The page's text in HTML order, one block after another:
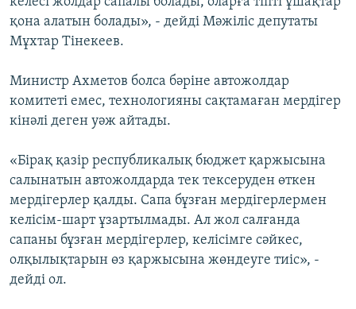
қона алатын болады», - дейді Мәжіліс депутаты
Мұхтар Тінекеев.
Министр Ахметов болса бәріне автожолдар
комитеті емес, технологияны сақтамаған мердігер
кінәлі деген уәж айтады.
«Бірақ қазір республикалық бюджет қаржысына
салынатын автожолдарда тек тексеруден өткен
мердігерлер қалды. Сапа бұзған мердігерлермен
келісім-шарт ұзартылмады. Ал жол салғанда
сапаны бұзған мердігерлер, келісімге сәйкес,
олқылықтарын өз қаржысына жөндеуге тиіс», -
дейді ол.